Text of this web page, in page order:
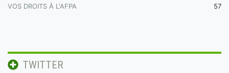
VOS DROITS À L'AFPA 57
TWITTER